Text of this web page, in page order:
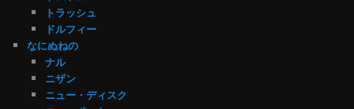
トラッシュ
ドルフィー
なにぬねの
ナル
ニザン
ニュー・ディスク